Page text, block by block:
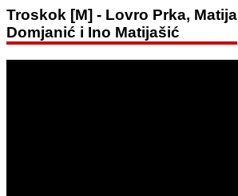
Troskok [M] - Lovro Prka, Matija
Domjanić i Ino Matijašić